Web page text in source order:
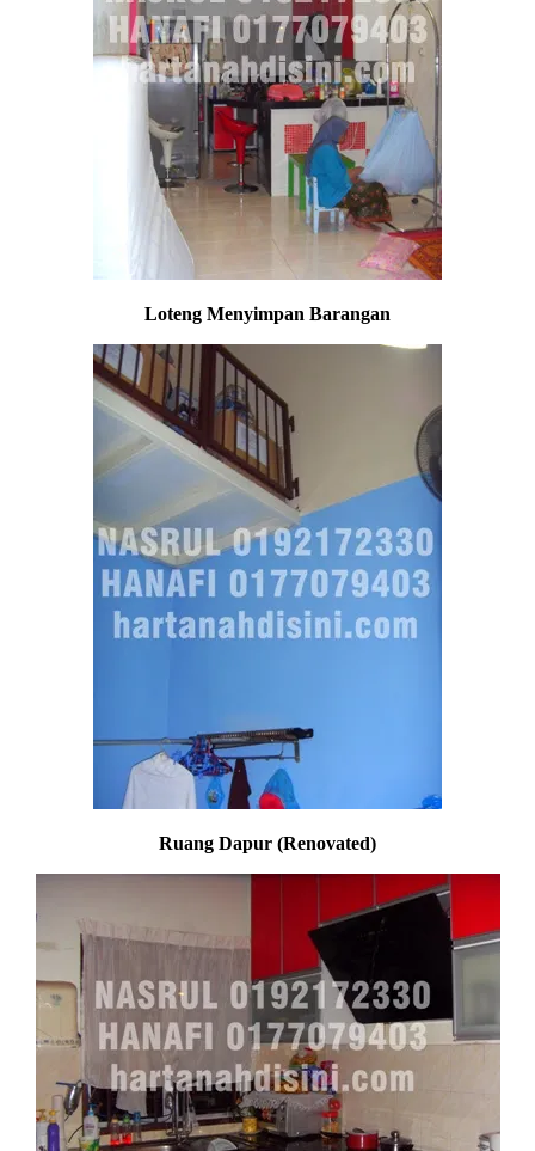
Loteng Menyimpan Barangan
Ruang Dapur (Renovated)